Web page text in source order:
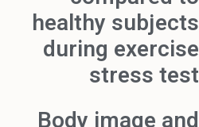
healthy subjects
during exercise
stress test